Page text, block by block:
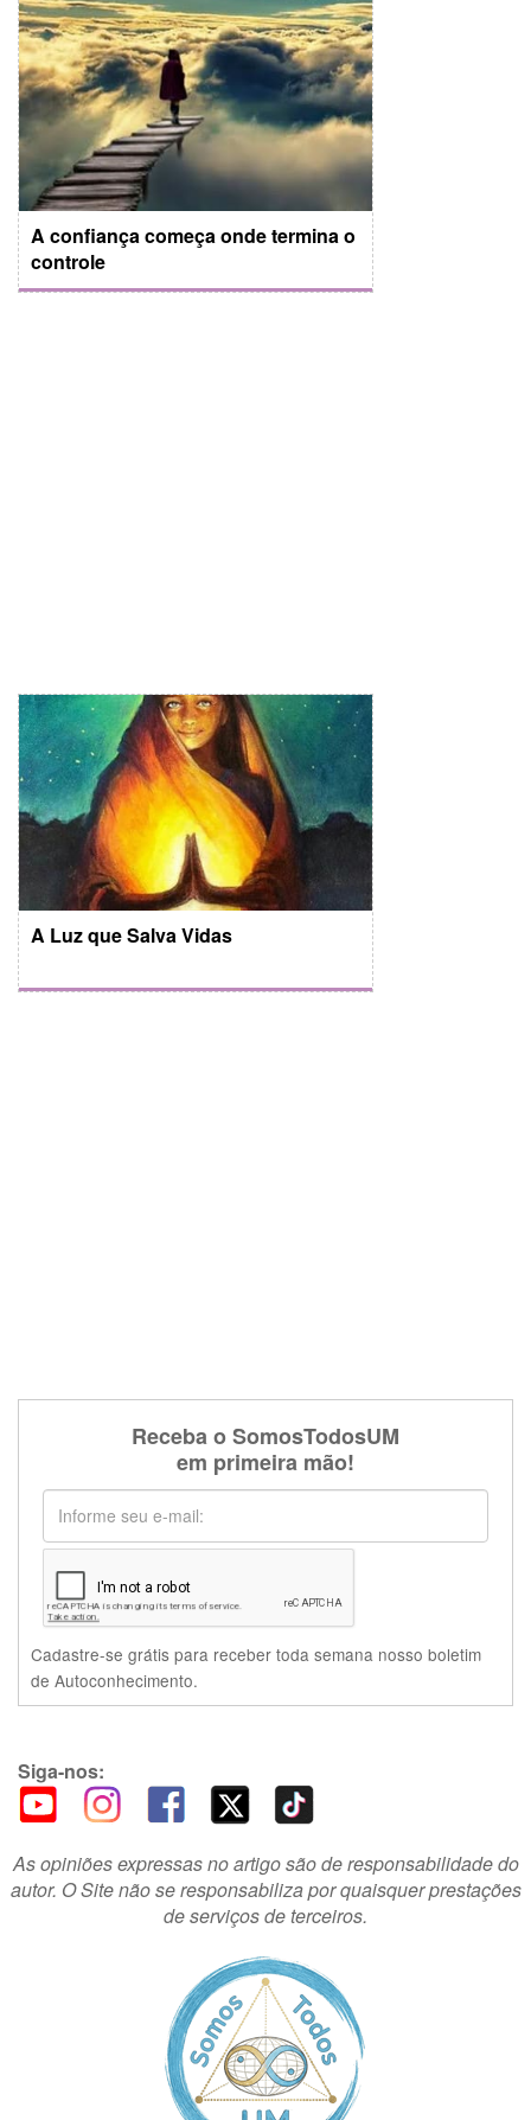
A confiança começa onde termina o
controle
A Luz que Salva Vidas
Receba o SomosTodosUM
em primeira mão!
Cadastre-se grátis para receber toda semana nosso boletim
de Autoconhecimento.
Siga-nos:
As opiniões expressas no artigo são de responsabilidade do
autor. O Site não se responsabiliza por quaisquer prestações
de serviços de terceiros.